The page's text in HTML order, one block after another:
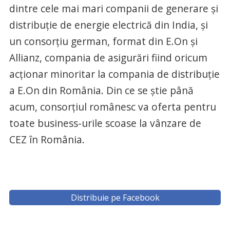
dintre cele mai mari companii de generare și
distribuție de energie electrică din India, și
un consorțiu german, format din E.On și
Allianz, compania de asigurări fiind oricum
acționar minoritar la compania de distribuție
a E.On din România. Din ce se știe până
acum, consorțiul românesc va oferta pentru
toate business-urile scoase la vânzare de
CEZ în România.
Distribuie pe Facebook